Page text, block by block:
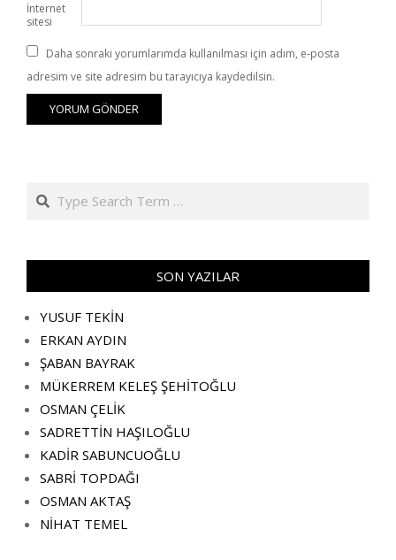
İnternet
sitesi
Daha sonraki yorumlarımda kullanılması için adım, e-posta
adresim ve site adresim bu tarayıcıya kaydedilsin.
Search
SON YAZILAR
YUSUF TEKİN
ERKAN AYDIN
ŞABAN BAYRAK
MÜKERREM KELEŞ ŞEHİTOĞLU
OSMAN ÇELİK
SADRETTİN HAŞILOĞLU
KADİR SABUNCUOĞLU
SABRİ TOPDAĞI
OSMAN AKTAŞ
NİHAT TEMEL